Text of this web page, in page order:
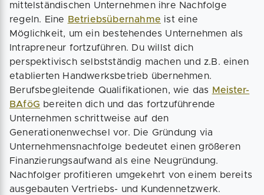
mittelständischen Unternehmen ihre Nachfolge
regeln. Eine
Betriebsübernahme ist eine
Möglichkeit, um ein bestehendes Unternehmen als
Intrapreneur fortzuführen. Du willst dich
perspektivisch selbstständig machen und z.B. einen
etablierten Handwerksbetrieb übernehmen.
Berufsbegleitende Qualifikationen, wie das
Meister-
BAföG bereiten dich und das fortzuführende
Unternehmen schrittweise auf den
Generationenwechsel vor. Die Gründung via
Unternehmensnachfolge bedeutet einen größeren
Finanzierungsaufwand als eine Neugründung.
Nachfolger profitieren umgekehrt von einem bereits
ausgebauten Vertriebs- und Kundennetzwerk.